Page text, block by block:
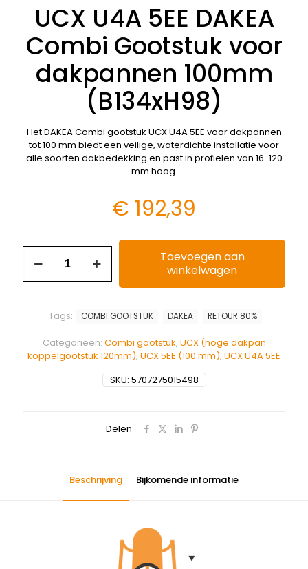
UCX U4A 5EE DAKEA
Combi Gootstuk voor
dakpannen 100mm
(B134xH98)
Het DAKEA Combi gootstuk UCX U4A 5EE voor dakpannen
tot 100 mm biedt een veilige, waterdichte installatie voor
alle soorten dakbedekking en past in profielen van 16-120
mm hoog.
€ 192,39
Toevoegen aan
winkelwagen
SKU: 5707275015498
Categorieën: Combi gootstuk, UCX (hoge dakpan
koppelgootstuk 120mm), UCX 5EE (100 mm), UCX U4A 5EE
Tags: COMBI GOOTSTUK DAKEA RETOUR 80%
Delen
Beschrijving Bijkomende informatie